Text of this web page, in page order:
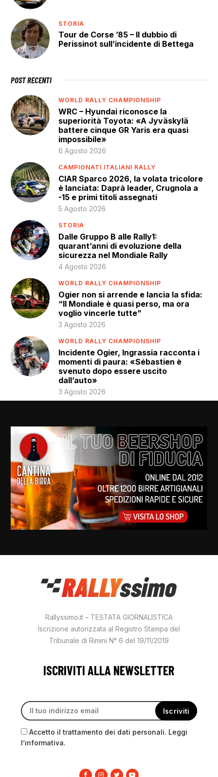
STORIA
Tour de Corse ’85 – Il dubbio di
Perissinot sull’incidente di Bettega
POST RECENTI
WORLD RALLY CHAMPIONSHIP
WRC – Hyundai riconosce la
superiorità Toyota: «A Jyväskylä
battere cinque GR Yaris era quasi
impossibile»
6 Agosto 2026
CAMPIONATI ITALIANI RALLY
CIAR Sparco 2026, la volata tricolore
è lanciata: Daprà leader, Crugnola a
-15 e primi titoli assegnati
5 Agosto 2026
STORIA
Dalle Gruppo B alle Rally1:
quarant’anni di evoluzione della
sicurezza nel Mondiale Rally
4 Agosto 2026
WORLD RALLY CHAMPIONSHIP
Ogier non si arrende e lancia la sfida:
“Il Mondiale è quasi perso, ma ora
voglio vincerle tutte”
3 Agosto 2026
WORLD RALLY CHAMPIONSHIP
Incidente Ogier, Ingrassia racconta i
momenti di paura: «Sébastien è
svenuto dopo essere uscito
dall’auto»
3 Agosto 2026
Rallyssimo.it – TESTATA GIORNALISTICA
Iscrizione autorizzata al Registro Stampa del
Tribunale di Rimini N° 6 del 19/11/2019
ISCRIVITI ALLA NEWSLETTER
Accetto il trattamento dei dati personali. Leggi
l’informativa.